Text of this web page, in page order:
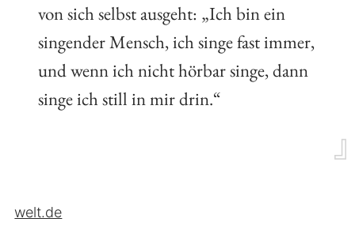
von sich selbst ausgeht: „Ich bin ein
singender Mensch, ich singe fast immer,
und wenn ich nicht hörbar singe, dann
singe ich still in mir drin.“
welt.de